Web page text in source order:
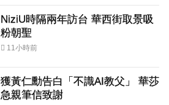
NiziU時隔兩年訪台 華西街取景吸
粉朝聖
11小時前
獲黃仁勳告白「不識AI教父」 華莎
急親筆信致謝